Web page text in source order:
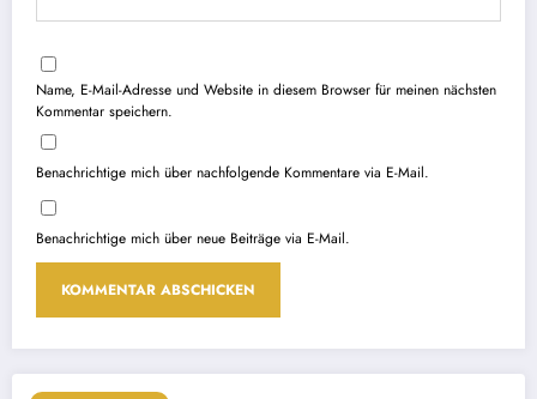
Name, E-Mail-Adresse und Website in diesem Browser für meinen nächsten
Kommentar speichern.
Benachrichtige mich über nachfolgende Kommentare via E-Mail.
Benachrichtige mich über neue Beiträge via E-Mail.